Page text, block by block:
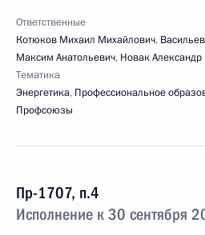
Ответственные
Котюков Михаил Михайлович,
Максим Анатольевич, Новак Александр
Тематика
Энергетика, Профессиональное
Профсоюзы
Пр-1707, п.4
Исполнение к 30 сентября